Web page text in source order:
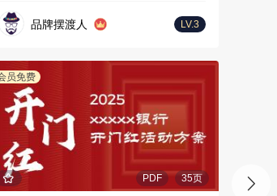
品牌摆渡人 LV.3
员免费
PDF 35页